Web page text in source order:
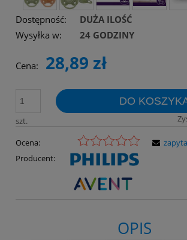
Dostępność:
DUŻA ILOŚĆ
Wysyłka w:
24 GODZINY
Cena: 28,89 zł
szt.
DO
Ocena:
Producent:
OPIS